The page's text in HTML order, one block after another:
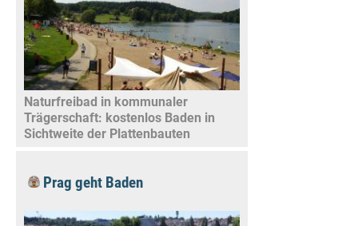
Naturfreibad in kommunaler
Trägerschaft: kostenlos Baden in
Sichtweite der Plattenbauten
Prag geht Baden